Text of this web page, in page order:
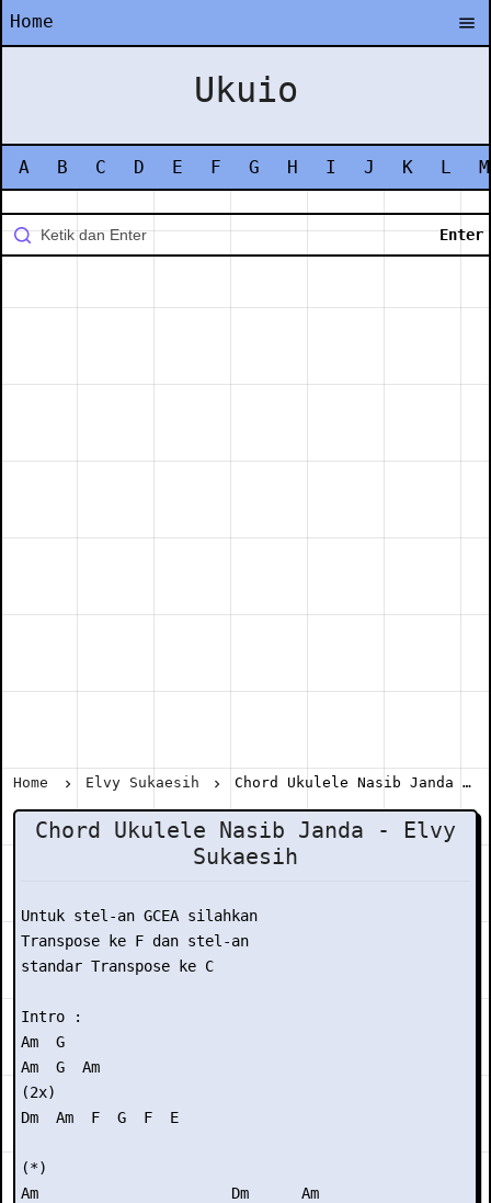
Home
Ukuio
A B C D E F G H I J K L M
Home Elvy Sukaesih Chord Ukulele Nasib Janda - Elvy Sukaesih
Chord Ukulele Nasib Janda - Elvy
Sukaesih
Untuk stel-an GCEA silahkan
Transpose ke F dan stel-an
standar Transpose ke C
Intro :
Am  G
Am  G  Am
(2x)
Dm  Am  F  G  F  E
(*)
Am                      Dm      Am